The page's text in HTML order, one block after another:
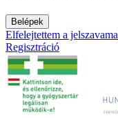
Belépek
Elfelejtettem a
Regisztráció